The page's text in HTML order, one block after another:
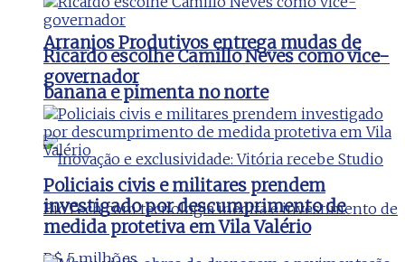
Arranjos Produtivos entrega mudas de
banana e pimenta no norte
Ricardo escolhe Camillo Neves como vice-
governador
Policiais civis e militares prendem
investigado por descumprimento de
medida protetiva em Vila Valério